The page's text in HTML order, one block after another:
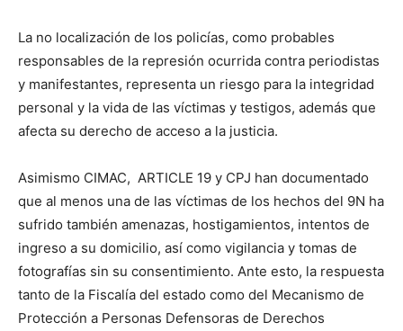
La no localización de los policías, como probables
responsables de la represión ocurrida contra periodistas
y manifestantes, representa un riesgo para la integridad
personal y la vida de las víctimas y testigos, además que
afecta su derecho de acceso a la justicia.
Asimismo CIMAC, ARTICLE 19 y CPJ han documentado
que al menos una de las víctimas de los hechos del 9N ha
sufrido también amenazas, hostigamientos, intentos de
ingreso a su domicilio, así como vigilancia y tomas de
fotografías sin su consentimiento. Ante esto, la respuesta
tanto de la Fiscalía del estado como del Mecanismo de
Protección a Personas Defensoras de Derechos